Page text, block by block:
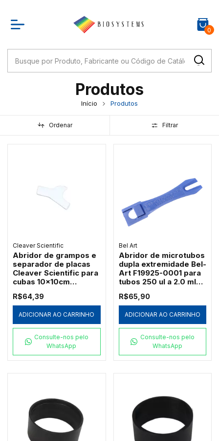
0
Produtos
Início Produtos
Ordenar Filtrar
Cleaver Scientific
Abridor de grampos e
separador de placas
Cleaver Scientific para
cubas 10x10cm
R$64,39
ADICIONAR AO CARRINHO
Consulte-nos pelo
WhatsApp
Bel Art
Abridor de microtubos
dupla extremidade Bel-
Art F19925-0001 para
tubos 250 ul a 2.0 ml
R$65,90
ADICIONAR AO CARRINHO
Consulte-nos pelo
WhatsApp